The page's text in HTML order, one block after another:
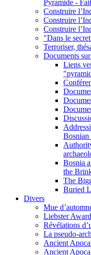
Pyramide -
Construire
Construire
Construire
"Dans le
Terroriser,
Documents
Liens
Bosnian
Bosnia
the
The
Buried
Divers
Mue
Liebster
Révélations
La pseudo-
Ancient
Ancient